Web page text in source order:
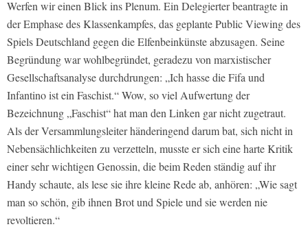
Werfen wir einen Blick ins Plenum. Ein Delegierter beantragte in
der Emphase des Klassenkampfes, das geplante Public Viewing des
Spiels Deutschland gegen die Elfenbeinkünste abzusagen. Seine
Begründung war wohlbegründet, geradezu von marxistischer
Gesellschaftsanalyse durchdrungen: „Ich hasse die Fifa und
Infantino ist ein Faschist.“ Wow, so viel Aufwertung der
Bezeichnung „Faschist“ hat man den Linken gar nicht zugetraut.
Als der Versammlungsleiter händeringend darum bat, sich nicht in
Nebensächlichkeiten zu verzetteln, musste er sich eine harte Kritik
einer sehr wichtigen Genossin, die beim Reden ständig auf ihr
Handy schaute, als lese sie ihre kleine Rede ab, anhören: „Wie sagt
man so schön, gib ihnen Brot und Spiele und sie werden nie
revoltieren.“